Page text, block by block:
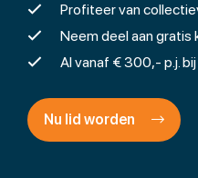
Profiteer van
Neem deel aan gratis
Al vanaf € 300,- p.j.
Nu lid worden